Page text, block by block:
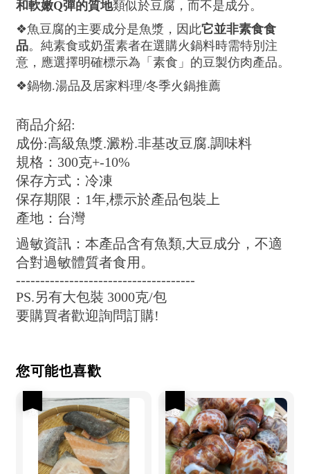
和軟嫩Q彈的質地類似於豆腐，而不是成分。
❖魚豆腐的主要成分是魚漿，因此它並非素食食
品。純素食或奶蛋素者在選購火鍋料時需特別注
意，應選擇明確標示為「素食」的豆製仿肉產品。
❖鍋物.湯品及居家料理/冬季火鍋推薦
商品介紹:
成份:高級魚漿.澱粉.非基改豆腐.調味料
規格：300克+-10%
保存方式：冷凍
保存期限：1年,標示於產品包裝上
產地：台灣
過敏資訊：本產品含有魚類,大豆成分，不適
合對過敏體質者食用。
-------------------------------------
PS.另有大包裝 3000克/包
要購買者歡迎詢問訂購!
您可能也喜歡